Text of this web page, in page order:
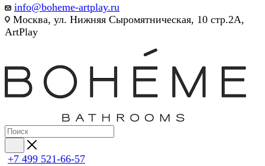
info@boheme-artplay.ru
Москва, ул. Нижняя Сыромятническая, 10 стр.2А,
ArtPlay
+7 499 521-66-57